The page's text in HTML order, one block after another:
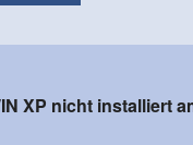
XP nicht installiert